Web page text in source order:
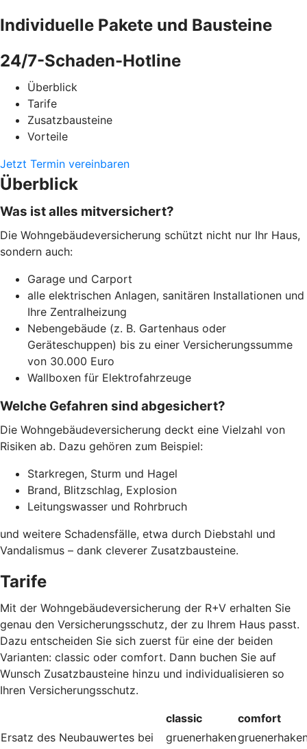
Individuelle Pakete und Bausteine
24/7-Schaden-Hotline
Überblick
Tarife
Zusatzbausteine
Vorteile
Jetzt Termin vereinbaren
Überblick
Was ist alles mitversichert?
Die Wohngebäudeversicherung schützt nicht nur Ihr Haus,
sondern auch:
Garage und Carport
alle elektrischen Anlagen, sanitären Installationen und
Ihre Zentralheizung
Nebengebäude (z. B. Gartenhaus oder
Geräteschuppen) bis zu einer Versicherungssumme
von 30.000 Euro
Wallboxen für Elektrofahrzeuge
Welche Gefahren sind abgesichert?
Die Wohngebäudeversicherung deckt eine Vielzahl von
Risiken ab. Dazu gehören zum Beispiel:
Starkregen, Sturm und Hagel
Brand, Blitzschlag, Explosion
Leitungswasser und Rohrbruch
und weitere Schadensfälle, etwa durch Diebstahl und
Vandalismus – dank cleverer Zusatzbausteine.
Tarife
Mit der Wohngebäudeversicherung der R+V erhalten Sie
genau den Versicherungsschutz, der zu Ihrem Haus passt.
Dazu entscheiden Sie sich zuerst für eine der beiden
Varianten: classic oder comfort. Dann buchen Sie auf
Wunsch Zusatzbausteine hinzu und individualisieren so
Ihren Versicherungsschutz.
classic
comfort
Ersatz des Neubauwertes bei
gruenerhaken